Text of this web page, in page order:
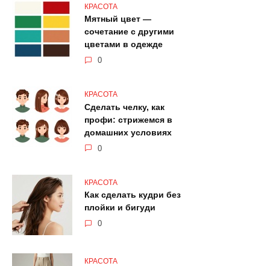
КРАСОТА
Мятный цвет —
сочетание с другими
цветами в одежде
0
КРАСОТА
Сделать челку, как
профи: стрижемся в
домашних условиях
0
КРАСОТА
Как сделать кудри без
плойки и бигуди
0
КРАСОТА